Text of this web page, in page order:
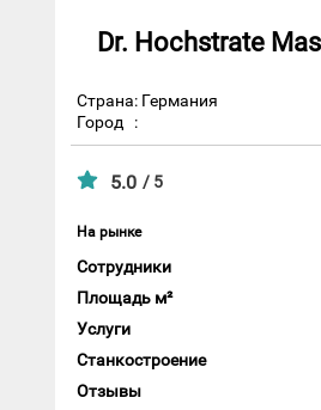
Dr. Hochstrate
Страна: Германия
Город
:
5.0 / 5
На рынке
Сотрудники
Площадь м²
Услуги
Станкостроение
Отзывы